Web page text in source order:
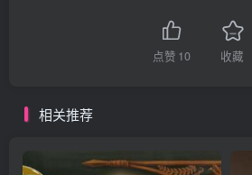
点赞 10 收藏
相关推荐